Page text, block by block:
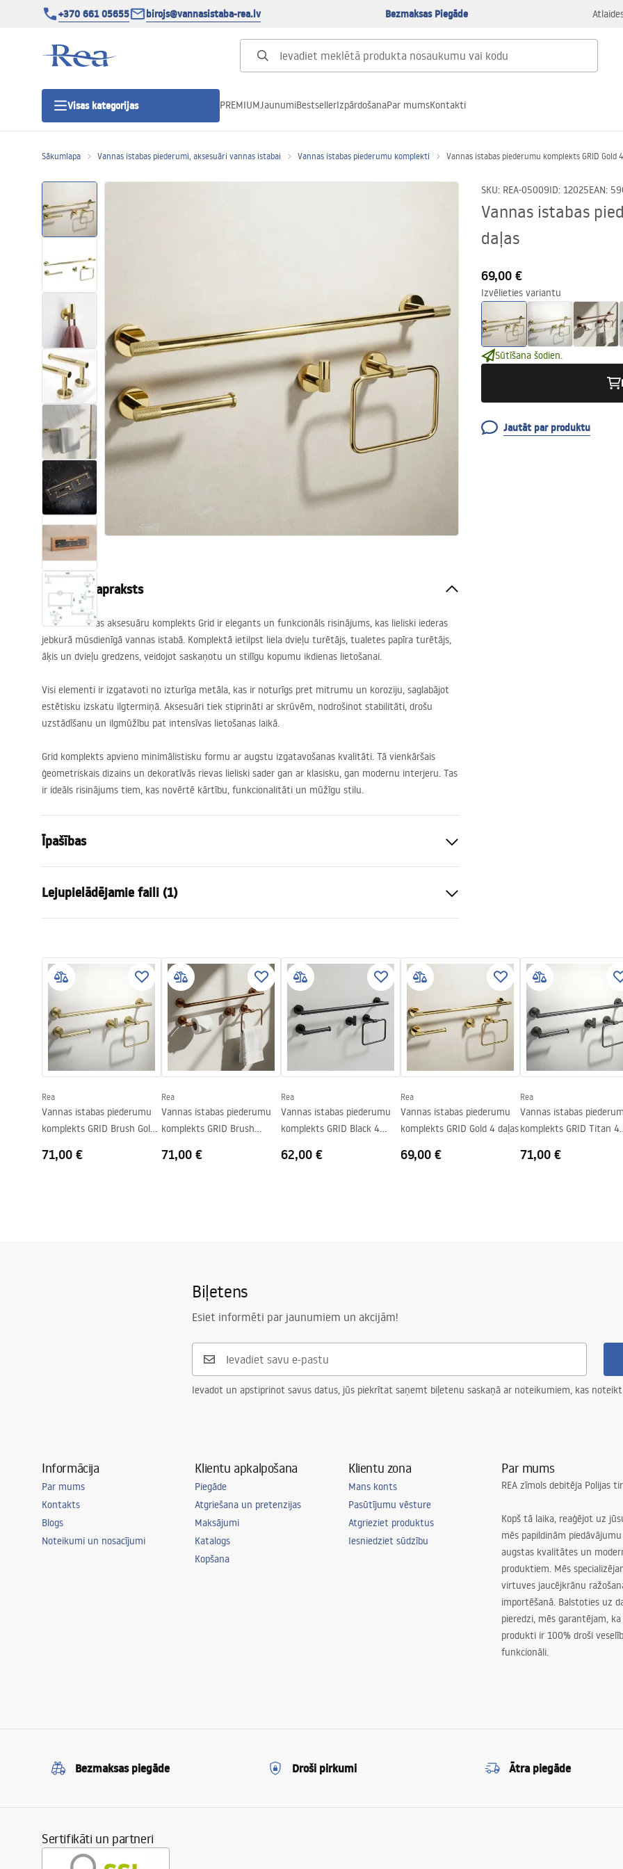
+370 661 05655 birojs@vannasistaba-rea.lv Bezmaksas Piegāde
Visas kategorijas
Dušas durvis
Lineāras dušas notekas
Tualetes
Izlietnes
Vannas un ekrāni
Vannas istabas jaucējkrāni
Vannas istabas dušas
Virtuve
PREMIUMJaunumiBestsellerIzpārdošanaPar mumsKontakti
Sākumlapa Vannas istabas piederumi, aksesuāri vannas istabai Vannas istabas piederumu komplekti Vannas istabas piederumu komplekts GRID Gold
SKU: REA-05009ID: 12025EAN:
Vannas istabas
daļas
69,00 €
Izvēlieties variantu
Sūtīšana šodien.
Jautāt par produktu
Produkta apraksts
Vannas istabas aksesuāru komplekts Grid ir elegants un funkcionāls risinājums, kas lieliski iederas
jebkurā mūsdienīgā vannas istabā. Komplektā ietilpst liela dvieļu turētājs, tualetes papīra turētājs,
āķis un dvieļu gredzens, veidojot saskaņotu un stilīgu kopumu ikdienas lietošanai.
Visi elementi ir izgatavoti no izturīga metāla, kas ir noturīgs pret mitrumu un koroziju, saglabājot
estētisku izskatu ilgtermiņā. Aksesuāri tiek stiprināti ar skrūvēm, nodrošinot stabilitāti, drošu
uzstādīšanu un ilgmūžību pat intensīvas lietošanas laikā.
Grid komplekts apvieno minimālistisku formu ar augstu izgatavošanas kvalitāti. Tā vienkāršais
ģeometriskais dizains un dekoratīvās rievas lieliski sader gan ar klasisku, gan modernu interjeru. Tas
ir ideāls risinājums tiem, kas novērtē kārtību, funkcionalitāti un mūžīgu stilu.
Īpašības
Materiāls
Uzstādīšanas veids
Pieskrūvējams
Garantija
24 mēneši
Lejupielādējamie faili (1)
Warranty_Terms_and_Conditions_Accessories_-_24.pdf
Rea
Vannas istabas piederumu
komplekts GRID Brush Gold
71,00 €
Rea
Vannas istabas piederumu
komplekts GRID Brush
71,00 €
Rea
Vannas istabas piederumu
komplekts GRID Black 4
62,00 €
Rea
Vannas istabas piederumu
komplekts GRID Gold 4 daļas
69,00 €
Rea
Vannas istabas
komplekts GRID Titan 4
71,00 €
Biļetens
Esiet informēti par jaunumiem un akcijām!
Ievadot un apstiprinot savus datus, jūs piekrītat saņemt biļetenu saskaņā ar noteikumiem, kas
Informācija
Par mums
Kontakts
Blogs
Noteikumi un nosacījumi
Klientu apkalpošana
Piegāde
Atgriešana un pretenzijas
Maksājumi
Katalogs
Kopšana
Klientu zona
Mans konts
Pasūtījumu vēsture
Atgrieziet produktus
Iesniedziet sūdzību
Par mums
REA zīmols debitēja Polijas
Kopš tā laika, reaģējot uz
mēs papildinām
augstas kvalitātes un
produktiem. Mēs
virtuves jaucējkrānu
importēšanā. Balstoties uz
pieredzi, mēs garantējam,
produkti ir 100% droši
funkcionāli.
Bezmaksas piegāde Droši pirkumi Ātra piegāde
Sertifikāti un partneri